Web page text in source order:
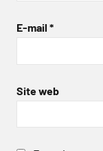
E-mail *
Site web